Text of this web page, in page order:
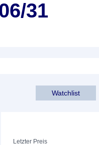
31
Watchlist
Letzter Preis